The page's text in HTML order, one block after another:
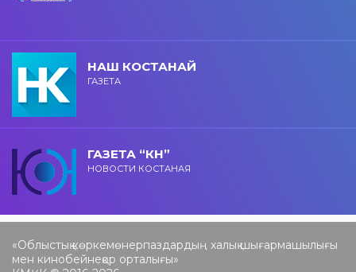
НАШ КОСТАНАЙ
ГАЗЕТА
ГАЗЕТА “КН”
НОВОСТИ КОСТАНАЯ
«Облыстық көркемөнерпаздардың халық шығармашылығы
мен кинобейнеқор орталығы»